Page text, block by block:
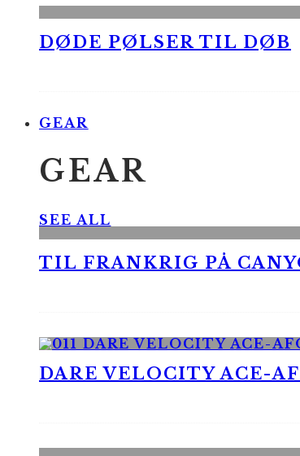
DØDE PØLSER TIL DØB
GEAR
GEAR
SEE ALL
TIL FRANKRIG PÅ
DARE VELOCITY ACE-